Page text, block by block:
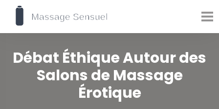
Débat Éthique Autour des
Salons de Massage
Érotique